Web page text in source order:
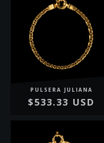
PULSERA JULIANA
$533.33 USD